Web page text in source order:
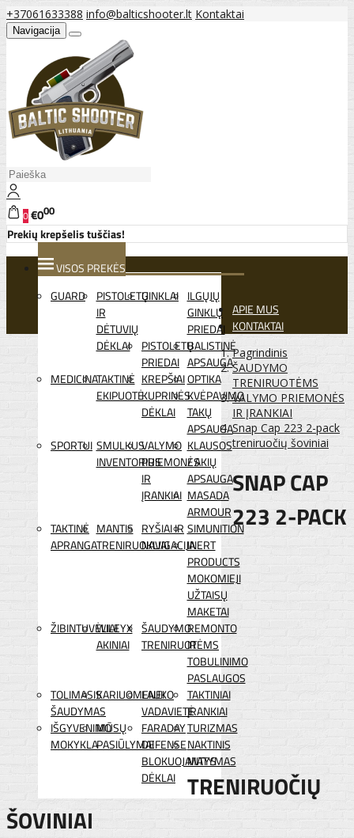
+37061633388 info@balticshooter.lt Kontaktai
Navigacija
0€000
Prekių krepšelis tuščias!
VISOS PREKĖS
GUARD
PISTOLETŲ
IR
DĖTUVIŲ
DĖKLAI
GINKLAI ILGŲJŲ
GINKLŲ
PRIEDAI
PISTOLETŲ
PRIEDAI
BALISTINĖ
APSAUGA
MEDICINATAKTINĖ
EKIPUOTĖ
KREPŠIAI
KUPRINĖS
DĖKLAI
OPTIKA
KVĖPAVIMO
TAKŲ
APSAUGA
SPORTUI SMULKUS
INVENTORIUS
VALYMO
PRIEMONĖS
IR
ĮRANKIAI
KLAUSOS
/ AKIŲ
APSAUGA
MASADA
ARMOUR
TAKTINĖ
APRANGA
MANTIS
TRENIRUOKLIAI
RYŠIAI IR
NAVIGACIJA
SIMUNITION
INERT
PRODUCTS
MOKOMIEJI
UŽTAISŲ
MAKETAI
ŽIBINTUVĖLIAI
WILEYX
AKINIAI
ŠAUDYMO
TRENIRUOTĖMS
REMONTO
IR
TOBULINIMO
PASLAUGOS
TOLIMASIS
ŠAUDYMAS
KARIUOMENEI
LAUKO
VADAVIETĖ
TAKTINIAI
ĮRANKIAI
IŠGYVENIMO
MOKYKLA
MŪSŲ
PASIŪLYMAI
FARADAY
DEFENSE
BLOKUOJANTYS
DĖKLAI
TURIZMAS
NAKTINIS
MATYMAS
APIE MUS
KONTAKTAI
Pagrindinis
ŠAUDYMO
TRENIRUOTĖMS
VALYMO PRIEMONĖS
IR ĮRANKIAI
Snap Cap 223 2-pack
treniruočių šoviniai
SNAP CAP
223 2-PACK
TRENIRUOČIŲ
ŠOVINIAI